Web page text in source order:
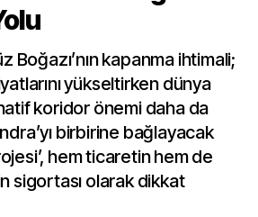
Boğazı’nın kapanma ihtimali;
yükseltirken dünya
koridor önemi daha da
birbirine bağlayacak
hem ticaretin hem de
sigortası olarak dikkat